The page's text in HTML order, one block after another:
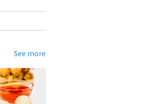
See more